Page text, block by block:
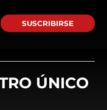
SUSCRIBIRSE
ÚNICO